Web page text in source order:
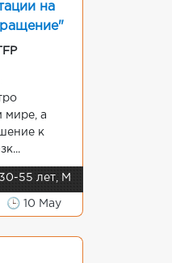
на
TFP
мире, а
к
30-55 лет, М
🕒 10 May